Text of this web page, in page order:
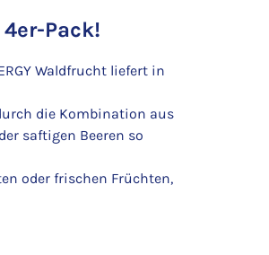
Pack!
Waldfrucht liefert in
die Kombination aus
saftigen Beeren so
oder frischen Früchten,